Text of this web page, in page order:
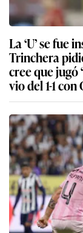
La ‘U’ se fue
Trinchera
cree que jugó
vio del 1-1